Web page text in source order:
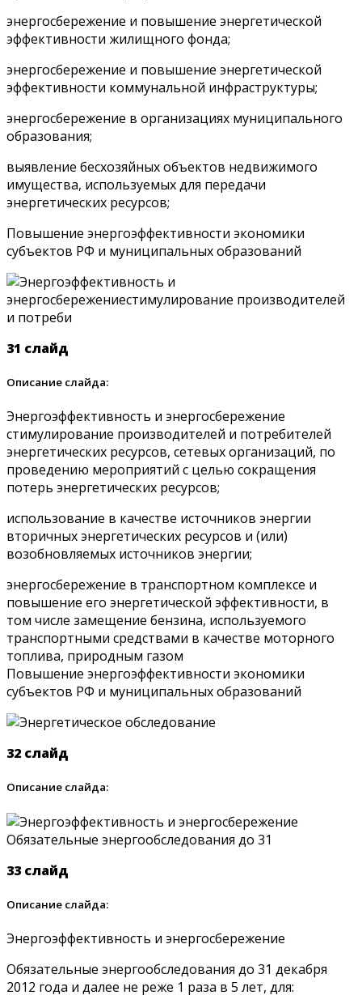
энергосбережение и повышение энергетической
эффективности жилищного фонда;
энергосбережение и повышение энергетической
эффективности коммунальной инфраструктуры;
энергосбережение в организациях муниципального
образования;
выявление бесхозяйных объектов недвижимого
имущества, используемых для передачи
энергетических ресурсов;
Повышение энергоэффективности экономики
субъектов РФ и муниципальных образований
31 слайд
Описание слайда:
Энергоэффективность и энергосбережение
стимулирование производителей и потребителей
энергетических ресурсов, сетевых организаций, по
проведению мероприятий с целью сокращения
потерь энергетических ресурсов;
использование в качестве источников энергии
вторичных энергетических ресурсов и (или)
возобновляемых источников энергии;
энергосбережение в транспортном комплексе и
повышение его энергетической эффективности, в
том числе замещение бензина, используемого
транспортными средствами в качестве моторного
топлива, природным газом
Повышение энергоэффективности экономики
субъектов РФ и муниципальных образований
32 слайд
Описание слайда:
33 слайд
Описание слайда:
Энергоэффективность и энергосбережение
Обязательные энергообследования до 31 декабря
2012 года и далее не реже 1 раза в 5 лет, для: